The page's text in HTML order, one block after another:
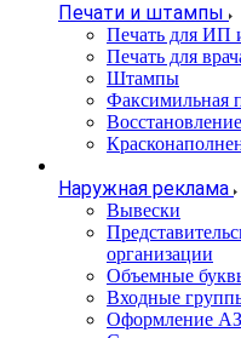
Печати и штампы
Печать для
Печать для
Штампы
Факсимильная
Наружная реклама
Вывески
организации
Объемные
Входные
Оформление